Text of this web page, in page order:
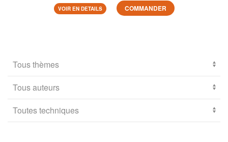
VOIR EN DETAILS COMMANDER